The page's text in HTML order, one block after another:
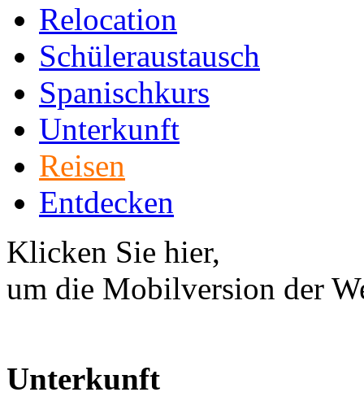
Relocation
Schüleraustausch
Spanischkurs
Unterkunft
Reisen
Entdecken
Klicken Sie hier,
um die Mobilversion der
Unterkunft